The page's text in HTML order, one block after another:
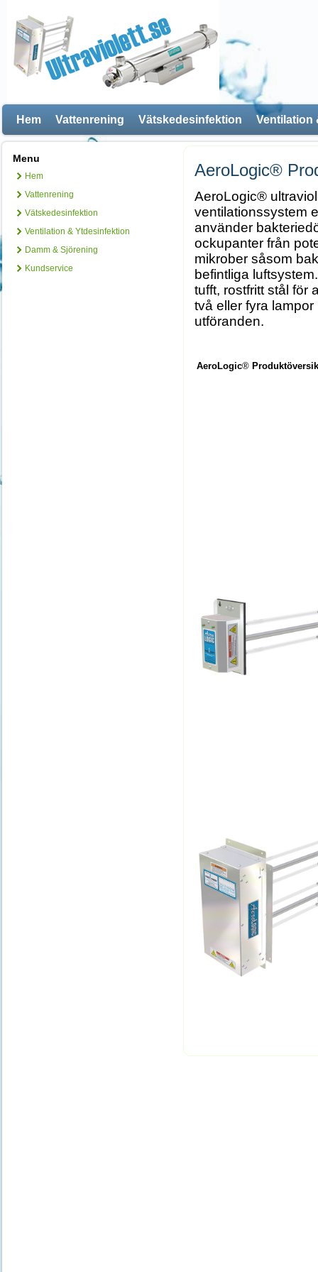
Hem Vattenrening Vätskedesinfektion Ventilation
Menu
Hem
Vattenrening
Vätskedesinfektion
Ventilation & Ytdesinfektion
Damm & Sjörening
Kundservice
AeroLogic®
AeroLogic®
ventilationssystem
använder
ockupanter från
mikrober såsom
befintliga
tufft, rostfritt stål för
två eller fyra
utföranden.
AeroLogic®